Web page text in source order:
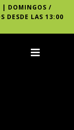
| DOMINGOS /
DESDE LAS 13:00